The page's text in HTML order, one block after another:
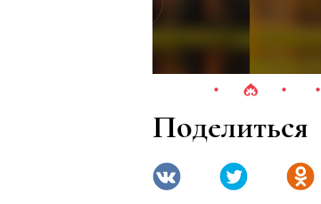
Поделиться